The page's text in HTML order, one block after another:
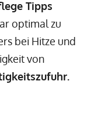
Tipps
optimal zu
bei Hitze und
von